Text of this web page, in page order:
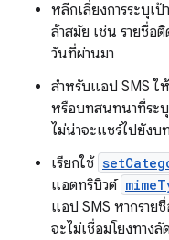
หลีกเลี่ยงการระบุเ
ล้าสมัย เช่น รายชื่อ
วันที่ผ่านมา
สำหรับแอป SMS ใ
หรือบทสนทนาที่ระบุ
ไม่น่าจะแชร์ไปยัง
เรียกใช้
แอตทริบิวต์
แอป SMS หากราย
จะไม่เชื่อมโยงทาง